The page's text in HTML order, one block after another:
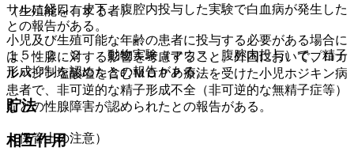
サルに経口、皮下、腹腔内投与した実験で白血病が発生した
との報告がある。
１５．２．２． 動物実験（マウス、腹腔内投与）で、精子
形成抑制を認めたとの報告がある。
貯法
（保管上の注意）
（生殖能を有する者）
小児及び生殖可能な年齢の患者に投与する必要がある場合に
は、性腺に対する影響を考慮すること。外国においてプロカ
ルバジン塩酸塩を含むＭＯＰＰ療法を受けた小児ホジキン病
患者で、非可逆的な精子形成不全（非可逆的な無精子症等）
などの性腺障害が認められたとの報告がある。
相互作用